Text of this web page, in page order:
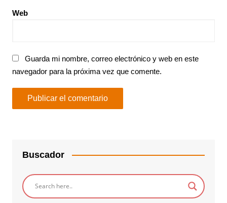
Web
Guarda mi nombre, correo electrónico y web en este
navegador para la próxima vez que comente.
Buscador